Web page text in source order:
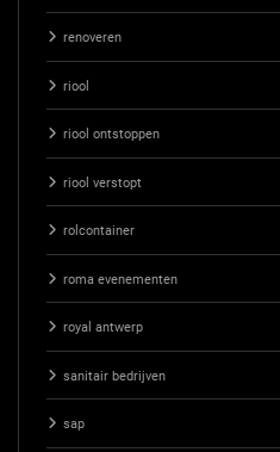
renoveren
riool
riool ontstoppen
riool verstopt
rolcontainer
roma evenementen
royal antwerp
sanitair bedrijven
sap